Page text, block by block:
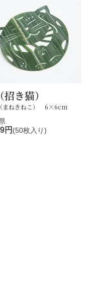
き猫）
まねきねこ） 6×6cm
円 (50枚入り)